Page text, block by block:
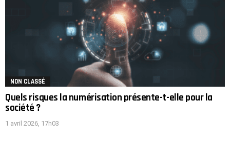
NON CLASSÉ
Quels risques la numérisation présente-t-elle pour la
société ?
1 avril 2026, 17h03